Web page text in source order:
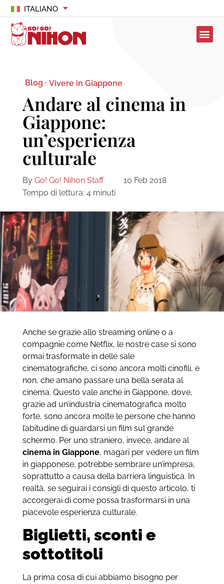
ITALIANO
Blog · Vivere in Giappone
Andare al cinema in
Giappone:
un’esperienza
culturale
By Go! Go! Nihon Staff
10 Feb 2018
Tempo di lettura: 4 minuti
Anche se grazie allo streaming online o a
compagnie come Netflix, le nostre case si sono
ormai trasformate in delle sale
cinematografiche, ci sono ancora molti cinofili, e
non, che amano passare una bella serata al
cinema. Questo vale anche in Giappone, dove,
grazie ad un’industria cinematografica molto
forte, sono ancora molte le persone che hanno
l’abitudine di guardarsi un film sul grande
schermo. Per uno straniero, invece, andare al
cinema in Giappone, magari per vedere un film
in giapponese, potrebbe sembrare un’impresa,
soprattutto a causa della barriera linguistica. In
realtà, se seguirai i consigli di questo articolo, ti
accorgerai di come possa trasformarsi in una
piacevole esperienza culturale.
Biglietti, sconti e
sottotitoli
La prima cosa di cui abbiamo bisogno per